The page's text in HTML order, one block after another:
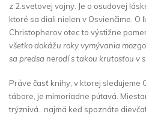
z 2.svetovej vojny. Je o osudovej
ktoré sa diali nielen v Osvienčime. O
Christopherov otec to výstižne
všetko dokážu roky vymývania
sa predsa nerodí s takou krutosťou v
Práve časť knihy, v ktorej sledujeme
tábore, je mimoriadne pútavá.
trýznivá…najmä keď spoznáte